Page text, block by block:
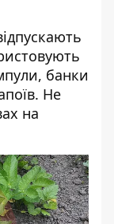
банки
Не
на